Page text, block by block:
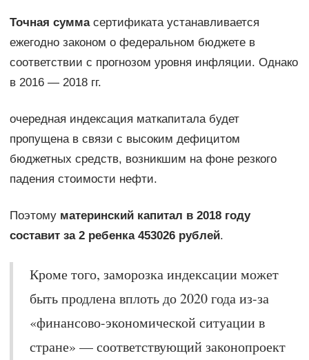
Точная суммасертификата устанавливается
ежегодно законом о федеральном бюджете в
соответствии с прогнозом уровня инфляции. Однако
в 2016 — 2018 гг.
очередная индексация маткапитала будет
пропущена в связи с высоким дефицитом
бюджетных средств, возникшим на фоне резкого
падения стоимости нефти.
Поэтому материнский капитал в 2018 году
составит за 2 ребенка 453026 рублей.
Кроме того, заморозка индексации может
быть продлена вплоть до 2020 года из-за
«финансово-экономической ситуации в
стране» — соответствующий законопроект